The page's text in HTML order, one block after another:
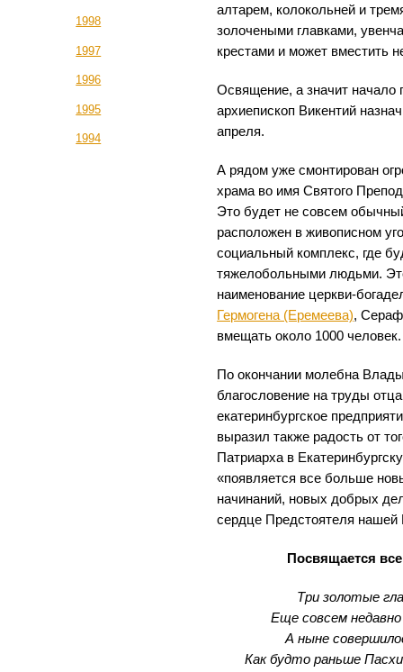
1998
1997
1996
1995
1994
алтарем, колокольней и
золочеными главками,
крестами и может вместить
Освящение, а значит начало
архиепископ Викентий
апреля.
А рядом уже смонтирован
храма во имя Святого
Это будет не совсем
расположен в живописном
социальный комплекс, где
тяжелобольными людьми.
наименование церкви-
Гермогена (Еремеева),
вмещать около 1000 человек.
По окончании молебна
благословение на труды
екатеринбургское
выразил также радость от
Патриарха в
«появляется все больше
начинаний, новых добрых
сердце Предстоятеля нашей
Посвящается
Три золотые
Еще совсем
А ныне
Как будто раньше